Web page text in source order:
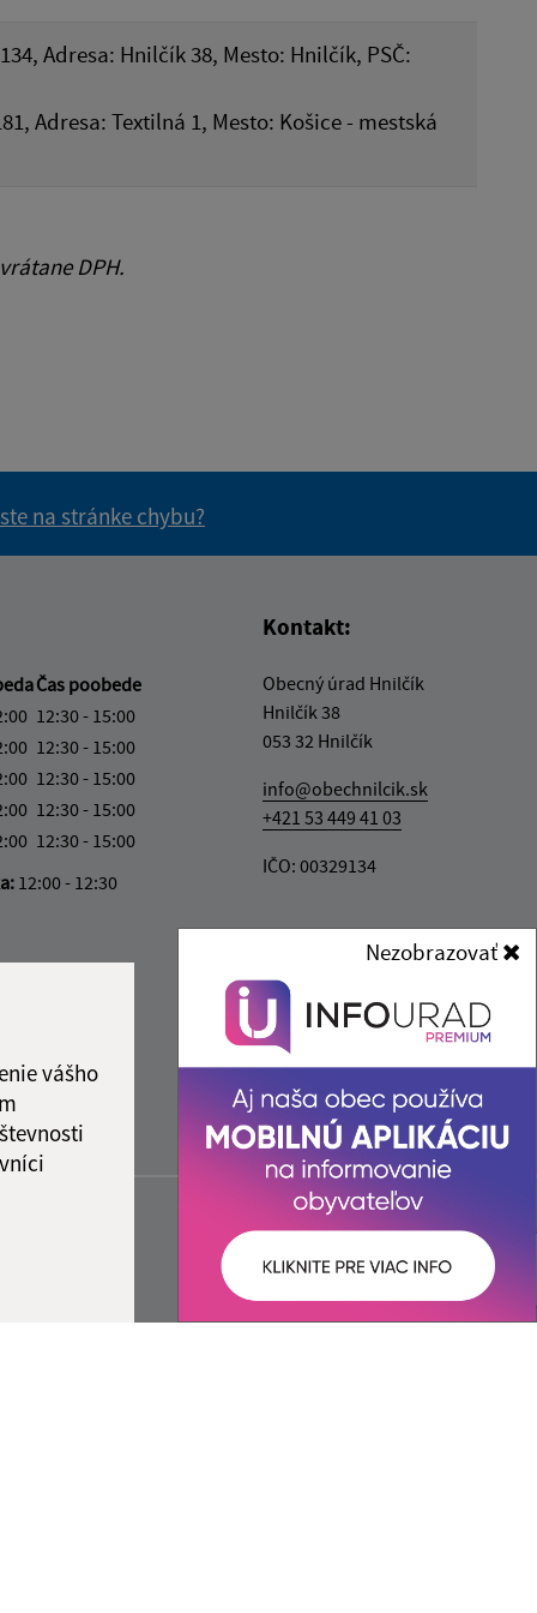
vášho
Nezobrazovať
Adresa: Hnilčík 38, Mesto: Hnilčík, PSČ:
Adresa: Textilná 1, Mesto: Košice - mestská
DPH.
na stránke chybu?
Čas poobede
12:30 - 15:00
12:30 - 15:00
12:30 - 15:00
12:30 - 15:00
12:30 - 15:00
12:00 - 12:30
Kontakt:
Obecný úrad Hnilčík
Hnilčík 38
053 32 Hnilčík
info@obechnilcik.sk
+421 53 449 41 03
IČO: 00329134